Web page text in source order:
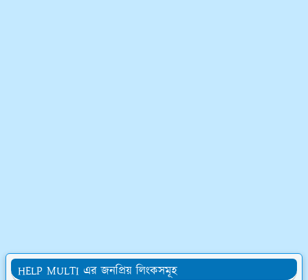
HELP MULTI এর জনপ্রিয় লিংকসমূহ